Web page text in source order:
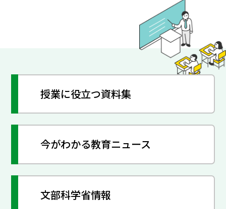
授業に役立つ資料集
今がわかる教育ニュース
文部科学省情報